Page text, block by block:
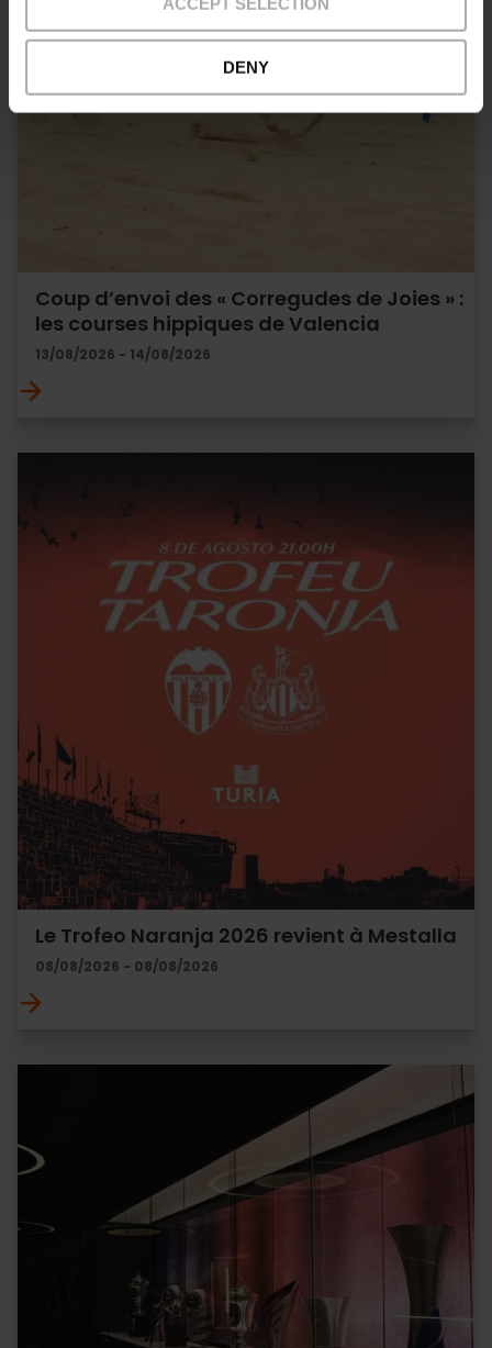
DENY
Coup d’envoi des « Corregudes de Joies » :
les courses hippiques de Valencia
13/08/2026 - 14/08/2026
Le Trofeo Naranja 2026 revient à Mestalla
08/08/2026 - 08/08/2026